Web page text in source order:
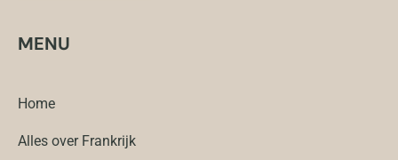
MENU
Home
Alles over Frankrijk